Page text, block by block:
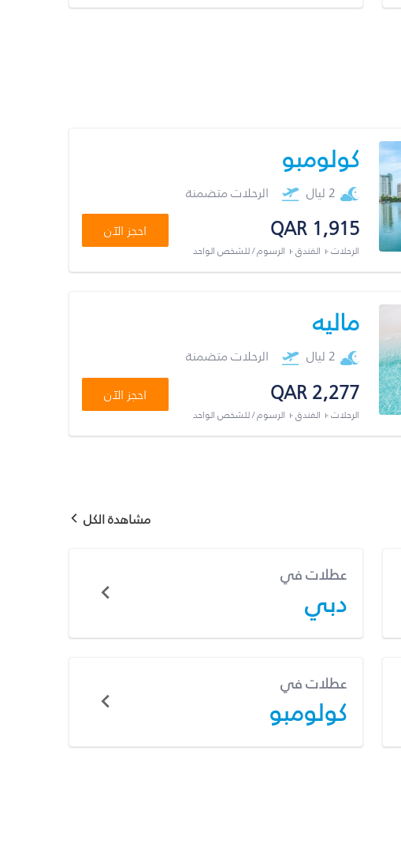
كولومبو
2 ليال الرحلات متضمنة
QAR 1,915
الرحلات + الفندق + الرسوم / للشخص الواحد
احجز الآن
ماليه
2 ليال الرحلات متضمنة
QAR 2,277
الرحلات + الفندق + الرسوم / للشخص الواحد
احجز الآن
مشاهدة الكل
عطلات في
دبي
عطلات في
كولومبو